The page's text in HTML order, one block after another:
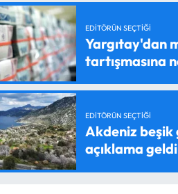
EDITÖRÜN SEÇTIĞI
Yargıtay'dan
tartışmasına
EDITÖRÜN SEÇTIĞI
Akdeniz beşik
açıklama geldi